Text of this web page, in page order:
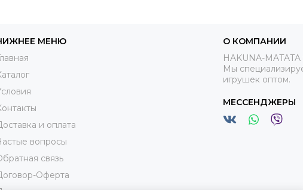
МЕНЮ
и оплата
вопросы
связь
Оферта
О КОМПАНИИ
HAKUNA-
Мы
игрушек оптом.
МЕССЕНДЖЕРЫ